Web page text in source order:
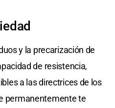
y la precarización de
de resistencia,
a las directrices de los
permanentemente te